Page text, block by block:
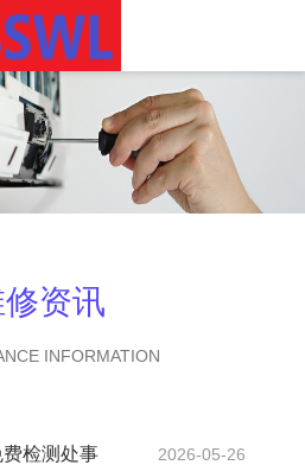
资讯
INFORMATION
检测处事 2026-05-26